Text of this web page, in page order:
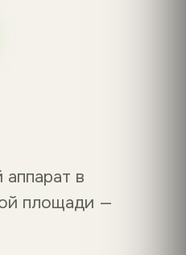
в
площади —